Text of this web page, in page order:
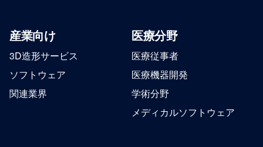
産業向け
3D造形サービス
ソフトウェア
関連業界
医療分野
医療従事者
医療機器開発
学術分野
メディカルソフトウェア